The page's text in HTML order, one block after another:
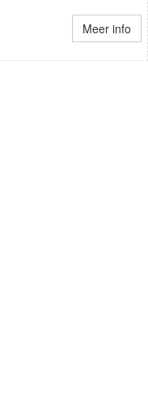
Meer info